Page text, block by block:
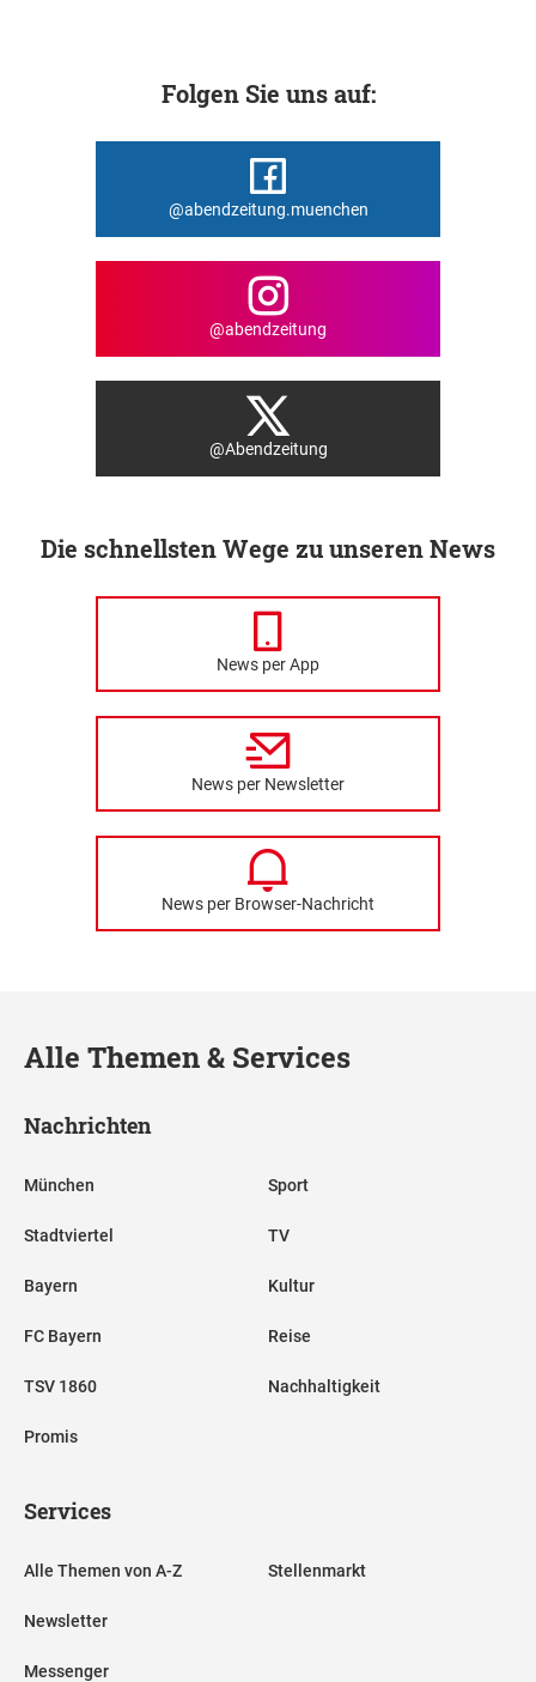
Folgen Sie uns auf:
@abendzeitung.muenchen
@abendzeitung
@Abendzeitung
Die schnellsten Wege zu unseren News
News per App
News per Newsletter
News per Browser-Nachricht
Alle Themen & Services
Nachrichten
München
Stadtviertel
Bayern
FC Bayern
TSV 1860
Promis
Sport
TV
Kultur
Reise
Nachhaltigkeit
Services
Alle Themen von A-Z
Newsletter
Messenger
Stellenmarkt